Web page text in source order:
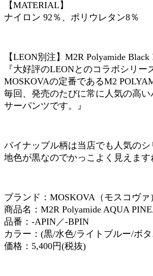
【MATERIAL】
ナイロン 92％、ポリウレタン8％
【LEON別注】M2R Polyamide
『大好評のLEONとのコラボシリー
MOSKOVAの定番であるM2
毎回、発売のたびに常に人気の高い
サーパンツです。』
パイナップル柄は当店でも人気の
地色が黒なのでかっこよく見えます
ブランド：MOSKOVA（モスコヴァ
商品名：M2R Polyamide AQUA
品番：-APIN／-BPIN
カラー：(黒/水色/ライトブルー/ボ
価格：5,400円(税抜)